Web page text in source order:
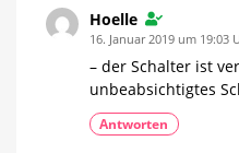
Hoelle
16. Januar 2019 um 19:03
– der Schalter ist
unbeabsichtigtes
Antworten